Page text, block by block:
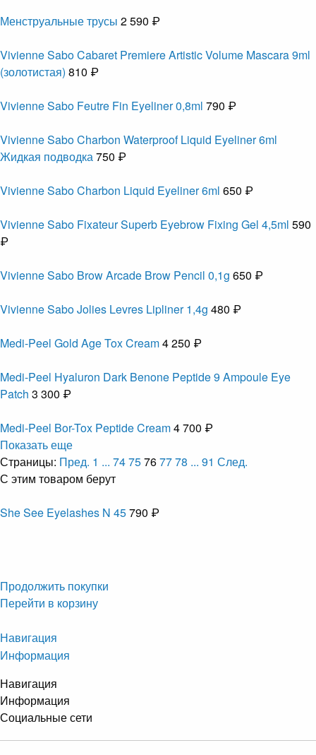
Менструальные трусы 2 590 ₽
Vivienne Sabo Cabaret Premiere Artistic Volume Mascara 9ml
(золотистая) 810 ₽
Vivienne Sabo Feutre Fin Eyeliner 0,8ml 790 ₽
Vivienne Sabo Charbon Waterproof Liquid Eyeliner 6ml
Жидкая подводка750 ₽
Vivienne Sabo Charbon Liquid Eyeliner 6ml 650 ₽
Vivienne Sabo Fixateur Superb Eyebrow Fixing Gel 4,5ml 590
₽
Vivienne Sabo Brow Arcade Brow Pencil 0,1g 650 ₽
Vivienne Sabo Jolies Levres Lipliner 1,4g 480 ₽
Medi-Peel Gold Age Tox Cream4 250 ₽
Medi-Peel Hyaluron Dark Benone Peptide 9 Ampoule Eye
Patch 3 300 ₽
Medi-Peel Bor-Tox Peptide Cream4 700 ₽
Показать еще
Страницы: Пред. 1 ... 7475767778 ... 91 След.
С этим товаром берут
She See Eyelashes N 45790 ₽
Продолжить покупки
Перейти в корзину
Навигация
Информация
Навигация
Информация
Социальные сети